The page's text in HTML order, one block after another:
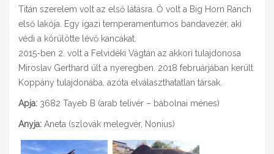
Titán szerelem volt az első látásra. Ő volt a Big Horn Ranch
első lakója. Egy igazi temperamentumos bandavezér, aki
védi a körülötte lévő kancákat.
2015-ben 2. volt a Felvidéki Vágtán az akkori tulajdonosa
Miroslav Gerthard ült a nyeregben. 2018 februárjában került
Koppány tulajdonába, azóta elválaszthatatlan társak.
Apja: 3682 Tayeb B (arab telivér – bábolnai ménes)
Anyja: Aneta (szlovák melegvér, Nonius)